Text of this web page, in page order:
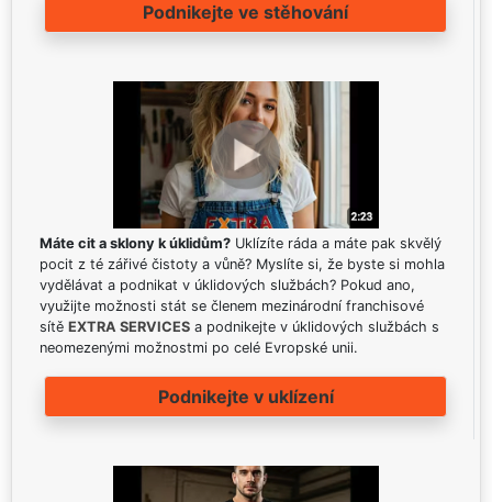
Podnikejte ve stěhování
Máte cit a sklony k úklidům? Uklízíte ráda a máte pak skvělý
pocit z té zářivé čistoty a vůně? Myslíte si, že byste si mohla
vydělávat a podnikat v úklidových službách? Pokud ano,
využijte možnosti stát se členem mezinárodní franchisové
sítě EXTRA SERVICES a podnikejte v úklidových službách s
neomezenými možnostmi po celé Evropské unii.
Podnikejte v uklízení